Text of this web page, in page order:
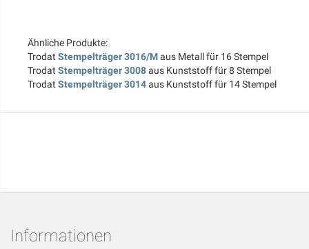
Ähnliche Produkte:
Trodat Stempelträger 3016/Maus Metall für 16 Stempel
Trodat Stempelträger 3008aus Kunststoff für 8 Stempel
Trodat Stempelträger 3014aus Kunststoff für 14 Stempel
Informationen